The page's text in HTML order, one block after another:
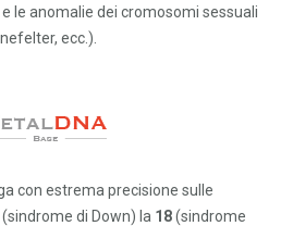
le anomalie dei cromosomi sessuali
ecc.).
con estrema precisione sulle
(sindrome di Down) la 18(sindrome